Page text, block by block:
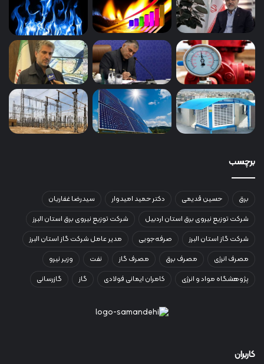
برچسب
برق حسین قدیمی دکتر حمید امیدوار
سیدرضا غفاریان
شرکت توزیع نیروی برق استان اردبیل
شرکت توزیع نیروی برق استان البرز
شرکت گاز استان البرز
صرفه‌جویی
مدیر عامل شرکت گاز استان البرز
مصرف انرژی
مصرف برق مصرف گاز نفت
وزیر نیرو
پژوهشگاه مواد و انرژی
کامران ایمانی فولادی گاز گازرسانی
کاربران